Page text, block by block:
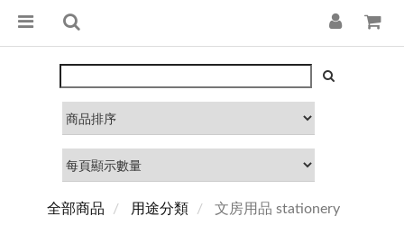
全部商品 用途分類 文房用品 stationery